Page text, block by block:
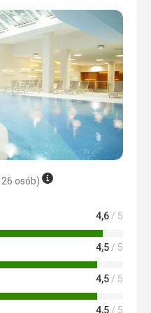
dnia, ale
były miłe i
przetłumaczona za
4,0/ 5
osób)
4,6 / 5
4,5 / 5
4,5 / 5
4,5 / 5